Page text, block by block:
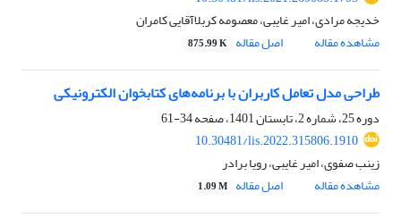
خدیجه مرادی، امیر غایبی، معصومه کربلاآقایی کامران
مشاهده مقاله
اصل مقاله 875.99 K
طراحی مدل تعامل کاربران با برنامه‌های کتابخوان الکترونیکی
دوره 25، شماره 2، تابستان 1401، صفحه
34-61
10.30481/lis.2022.315806.1910
زینب صفوی، امیر غایبی، رویا برادر
مشاهده مقاله
اصل مقاله 1.09 M